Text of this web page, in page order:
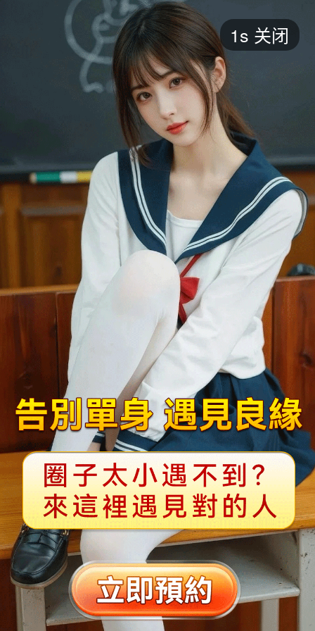
短剧
最热 添加 评分
都市 甜宠 逆袭 玄幻
2025 2024 2023 2022
全部 大陆 香港 台湾 美国 韩国 日本
1s 关闭